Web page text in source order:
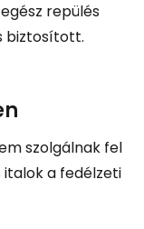
repülés
biztosított.
szolgálnak fel
italok a fedélzeti